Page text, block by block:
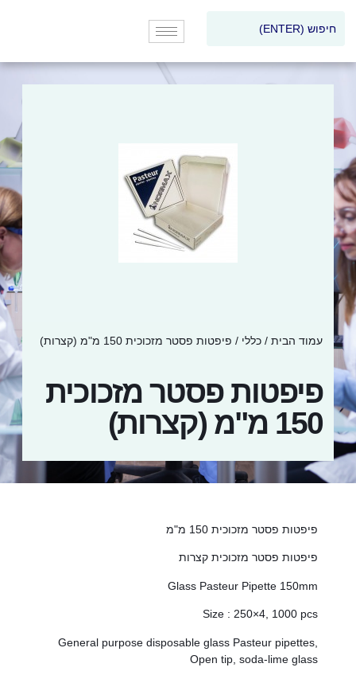
עמוד הבית / כללי / פיפטות פסטר מזכוכית 150 מ"מ (קצרות)
פיפטות פסטר מזכוכית
150 מ"מ (קצרות)
פיפטות פסטר מזכוכית 150 מ"מ
פיפטות פסטר מזכוכית קצרות
Glass Pasteur Pipette 150mm
Size : 250×4, 1000 pcs
General purpose disposable glass Pasteur pipettes,
Open tip, soda-lime glass